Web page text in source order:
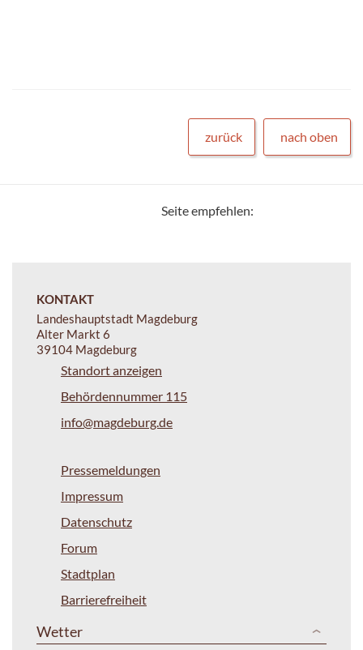
zurück nach oben
Seite empfehlen:
KONTAKT
Landeshauptstadt Magdeburg
Alter Markt 6
39104 Magdeburg
Standort anzeigen
Behördennummer 115
info@magdeburg.de
Pressemeldungen
Impressum
Datenschutz
Forum
Stadtplan
Barrierefreiheit
Wetter